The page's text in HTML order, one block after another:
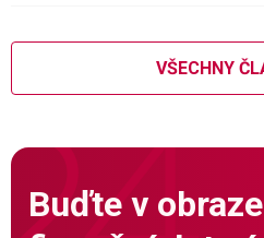
VŠECHNY
Buďte v